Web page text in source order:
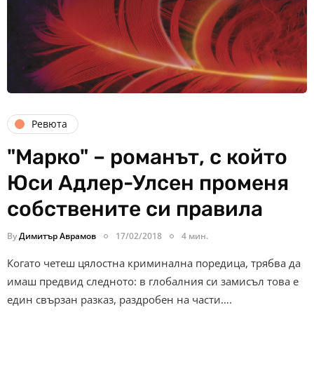
Ревюта
"Марко" – романът, с който
Юси Адлер-Улсен променя
собствените си правила
ByДимитър Аврамов 17/02/2018 4 мин.
Когато четеш цялостна криминална поредица, трябва да
имаш предвид следното: в глобалния си замисъл това е
един свързан разказ, раздробен на части….